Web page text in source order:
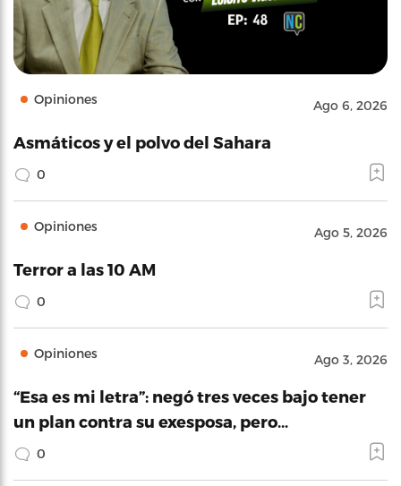
Opiniones Ago 6, 2026
Asmáticos y el polvo del Sahara
0
Opiniones Ago 5, 2026
Terror a las 10 AM
0
Opiniones Ago 3, 2026
“Esa es mi letra”: negó tres veces bajo tener
un plan contra su exesposa, pero…
0